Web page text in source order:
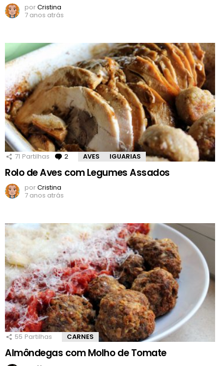
porCristina
7 anos atrás
71 Partilhas 2 Comentários
AVES IGUARIAS
Rolo de Aves com Legumes Assados
porCristina
7 anos atrás
55 Partilhas CARNES
Almôndegas com Molho de Tomate